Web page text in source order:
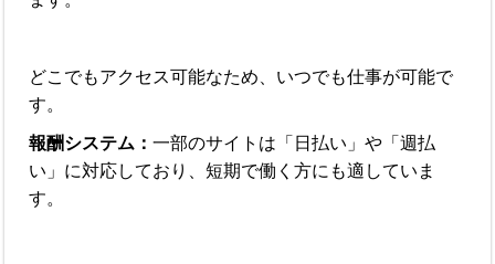
どこでもアクセス可能なため、いつでも仕事が可能で
す。
報酬システム：一部のサイトは「日払い」や「週払
い」に対応しており、短期で働く方にも適していま
す。